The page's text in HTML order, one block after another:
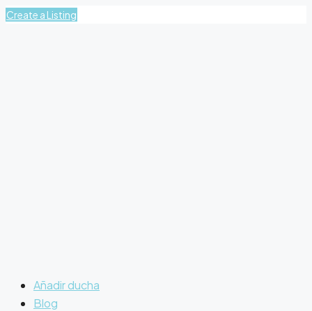
Create a Listing
Añadir ducha
Blog